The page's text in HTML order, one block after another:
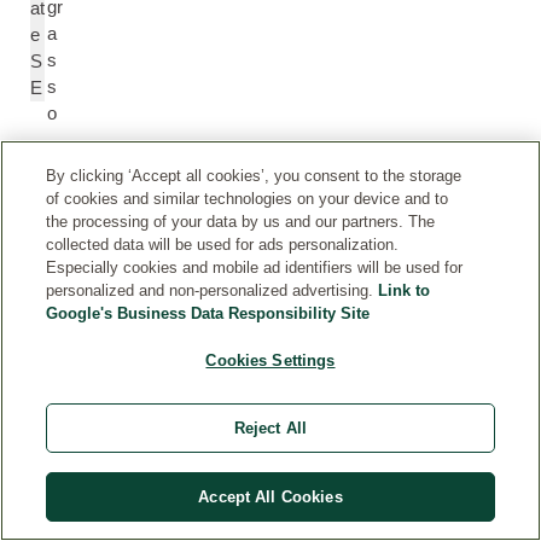
at
e
S
E
gr
a
s
s
o
Si
lic
io
G
nt
By clicking ‘Accept all cookies’, you consent to the storage
of cookies and similar technologies on your device and to
the processing of your data by us and our partners. The
collected data will be used for ads personalization.
Especially cookies and mobile ad identifiers will be used for
personalized and non-personalized advertising. Link to
Google's Business Data Responsibility Site
Cookies Settings
Reject All
Accept All Cookies